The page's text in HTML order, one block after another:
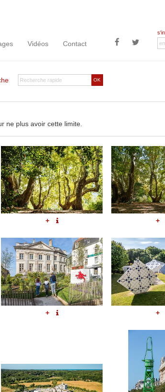
Vidéos Contact
OK
ne plus avoir cette limite.
+ +
+ +